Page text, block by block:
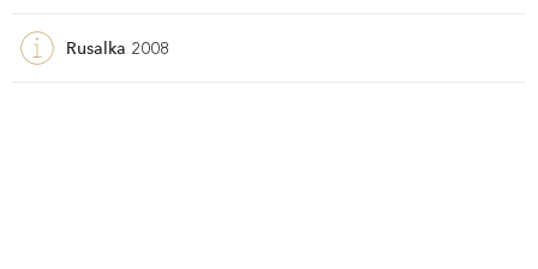
Rusalka 2008